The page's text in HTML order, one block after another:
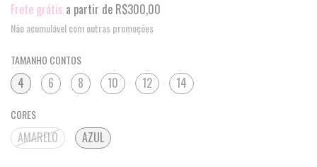
Frete grátis a partir de R$300,00
Não acumulável com outras promoções
TAMANHO CONTOS
4 6 8 10 12 14
CORES
AMARELO AZUL